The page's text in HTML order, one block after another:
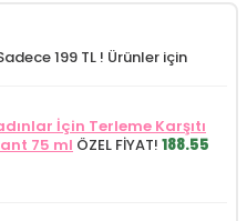
199 TL ! Ürünler için
İçin Terleme Karşıtı
75 ml ÖZEL FİYAT! 188.55